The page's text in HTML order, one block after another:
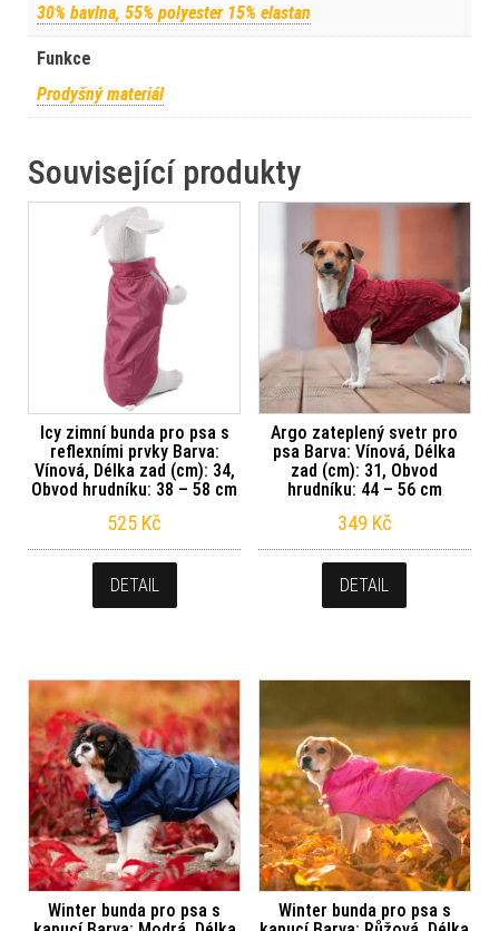
30% bavlna, 55% polyester 15% elastan
Funkce
Prodyšný materiál
Související produkty
Icy zimní bunda pro psa s
reflexními prvky Barva:
Vínová, Délka zad (cm): 34,
Obvod hrudníku: 38 – 58 cm
525 Kč
DETAIL
Argo zateplený svetr pro
psa Barva: Vínová, Délka
zad (cm): 31, Obvod
hrudníku: 44 – 56 cm
349 Kč
DETAIL
Winter bunda pro psa s
Winter bunda pro psa s